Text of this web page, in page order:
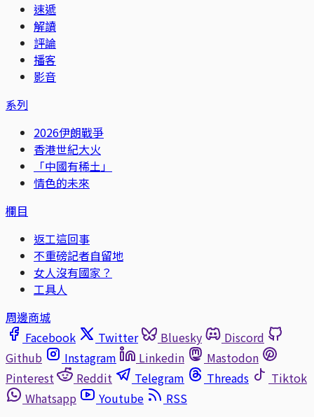
速遞
解讀
評論
播客
影音
系列
2026伊朗戰爭
香港世紀大火
「中國有稀土」
情色的未來
欄目
返工這回事
不重磅記者自留地
女人沒有國家？
工具人
周邊商城
Facebook
Twitter Bluesky
Discord
Github
Instagram Linkedin
Mastodon
Pinterest
Reddit Telegram Threads
Tiktok
Whatsapp
Youtube
RSS